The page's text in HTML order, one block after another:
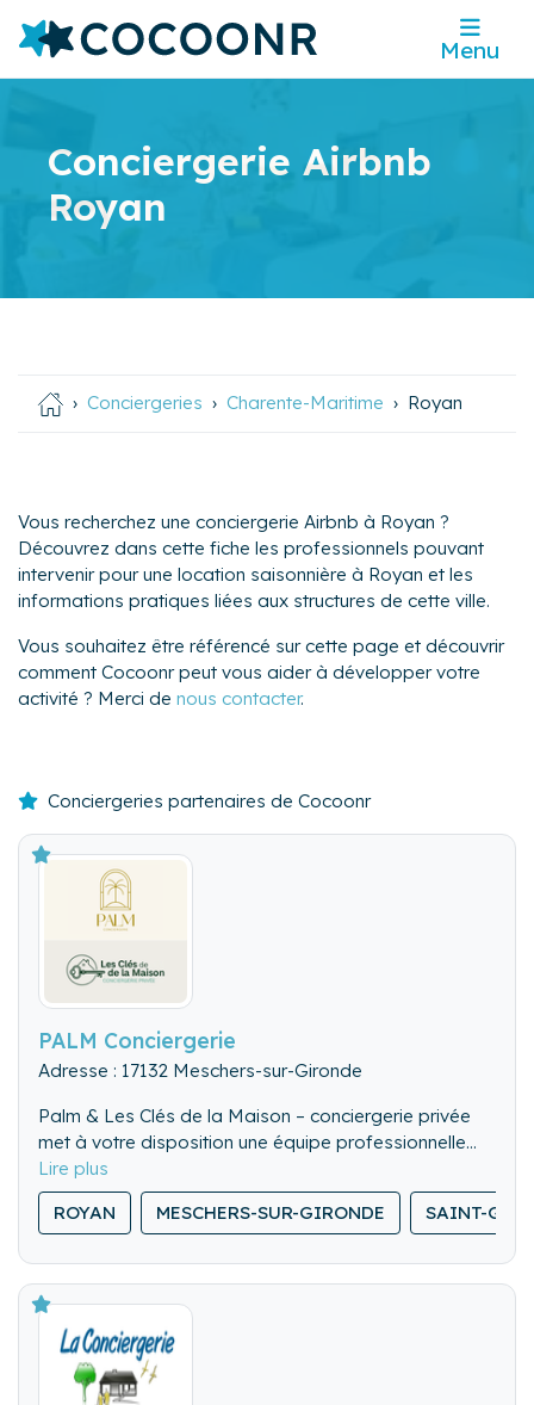
Menu
Conciergerie Airbnb
Royan
Conciergeries Charente-Maritime Royan
Vous recherchez une conciergerie Airbnb à Royan ?
Découvrez dans cette fiche les professionnels pouvant
intervenir pour une location saisonnière à Royan et les
informations pratiques liées aux structures de cette ville.
Vous souhaitez être référencé sur cette page et découvrir
comment Cocoonr peut vous aider à développer votre
activité ? Merci de nous contacter.
Conciergeries partenaires de Cocoonr
PALM Conciergerie
Adresse : 17132 Meschers-sur-Gironde
Palm & Les Clés de la Maison – conciergerie privée
met à votre disposition une équipe professionnelle
dédiée à la gestion complète de votre logement :
communication avec les voyageurs, assistance
voyageurs 7j/7, gestion des échanges d’arrivée,
Un service de décoration peut également être
proposé selon vos besoins.
ROYAN MESCHERS-SUR-GIRONDE SAINT-